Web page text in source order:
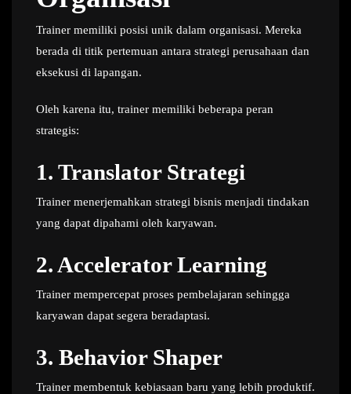
Trainer memiliki posisi unik dalam organisasi. Mereka
berada di titik pertemuan antara strategi perusahaan dan
eksekusi di lapangan.
Oleh karena itu, trainer memiliki beberapa peran
strategis:
1. Translator Strategi
Trainer menerjemahkan strategi bisnis menjadi tindakan
yang dapat dipahami oleh karyawan.
2. Accelerator Learning
Trainer mempercepat proses pembelajaran sehingga
karyawan dapat segera beradaptasi.
3. Behavior Shaper
Trainer membentuk kebiasaan baru yang lebih produktif.